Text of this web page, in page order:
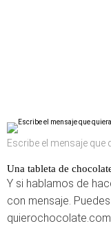
Escribe el mensaje
Una tableta de
Y si hablamos de
con mensaje.